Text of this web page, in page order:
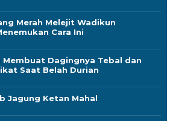
Merah Melejit Wadikun
Cara Ini
Membuat Dagingnya Tebal dan
Saat Belah Durian
Jagung Ketan Mahal